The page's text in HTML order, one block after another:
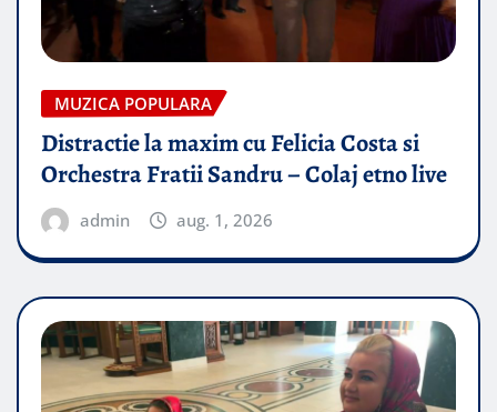
MUZICA POPULARA
Distractie la maxim cu Felicia Costa si
Orchestra Fratii Sandru – Colaj etno live
admin aug. 1, 2026